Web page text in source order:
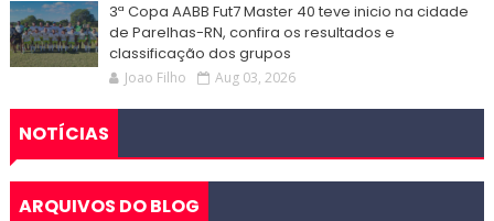
3ª Copa AABB Fut7 Master 40 teve inicio na cidade
de Parelhas-RN, confira os resultados e
classificação dos grupos
Joao Filho Aug 03, 2026
NOTÍCIAS
ARQUIVOS DO BLOG